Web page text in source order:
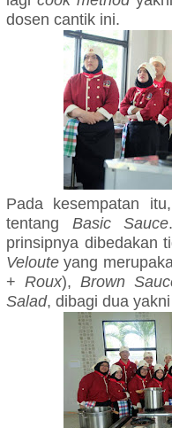
dosen cantik ini.
Pada kesempatan
tentang Basic Sauce
prinsipnya dibedakan
Veloute yang
+ Roux), Brown
Salad, dibagi dua